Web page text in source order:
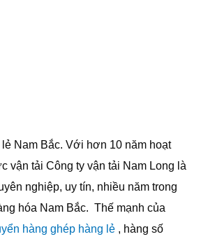
Nam Bắc. Với hơn 10 năm hoạt
vận tải Công ty vận tải Nam Long là
nghiệp, uy tín, nhiều năm trong
hóa Nam Bắc. Thế mạnh của
hàng ghép hàng lẻ , hàng số